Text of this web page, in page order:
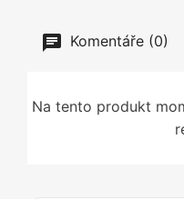
Komentáře (0)
Na tento produkt